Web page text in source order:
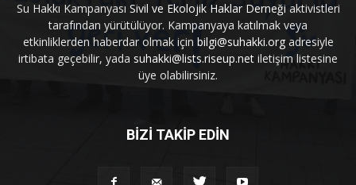
Su Hakkı Kampanyası Sivil ve Ekolojik Haklar Derneği aktivistleri
tarafından yürütülüyor. Kampanyaya katılmak veya
etkinliklerden haberdar olmak için bilgi@suhakki.orgadresiyle
irtibata geçebilir, yada suhakki@lists.riseup.net iletişim listesine
üye olabilirsiniz.
BİZİ TAKİP EDİN